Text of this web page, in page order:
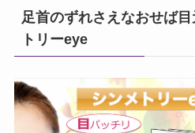
足首のずれさえなおせば
トリーeye